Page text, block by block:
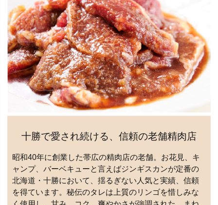
十勝で愛され続ける、信頼の老舗精肉店
昭和40年に創業した帯広の精肉店の老舗。お花見、キ
ャンプ、バーベキューと言えばジンギスカンが定番の
北海道・十勝において、揺るぎない人気と実績、信頼
を得ています。秘伝のタレは上質のリンゴを惜しみな